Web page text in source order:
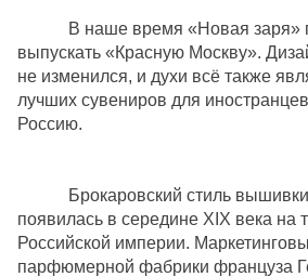
В наше время «Новая заря»
выпускать «Красную Москву».
не изменился, и духи всё также
лучших сувениров для
Россию.
Брокаровский стиль
появилась в середине XIX века на
Российской империи.
парфюмерной фабрики француза